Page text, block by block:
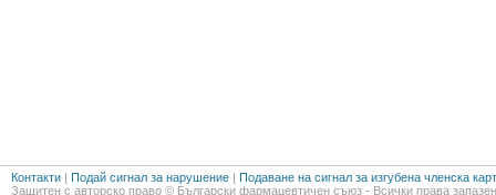
Контакти | Подай сигнал за нарушение | Подаване на сигнал за изгубена членска
Защитен с авторско право © Български фармацевтичен съюз - Всички права